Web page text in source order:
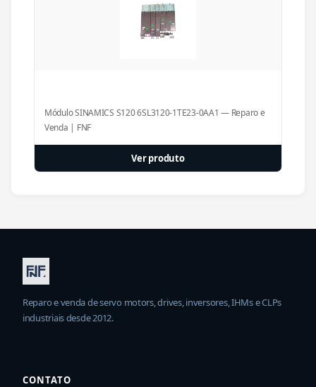
Módulo SINAMICS S120 6SL3120-1TE23-0AA1 — Reparo e
Venda | FNF
Ver produto
Reparo e venda de servo motors, drives, inversores, IHMs e CLPs
industriais desde 2012.
CONTATO